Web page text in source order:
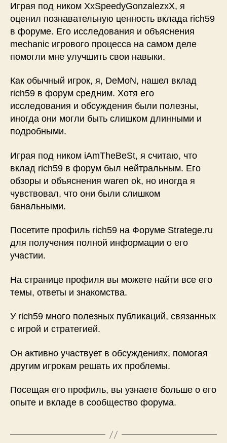
Играя под ником XxSpeedyGonzalezxX, я
оценил познавательную ценность вклада rich59
в форуме. Его исследования и объяснения
mechanic игрового процесса на самом деле
помогли мне улучшить свои навыки.
Как обычный игрок, я, DeMoN, нашел вклад
rich59 в форум средним. Хотя его
исследования и обсуждения были полезны,
иногда они могли быть слишком длинными и
подробными.
Играя под ником iAmTheBeSt, я считаю, что
вклад rich59 в форум был нейтральным. Его
обзоры и объяснения waren ok, но иногда я
чувствовал, что они были слишком
банальными.
Посетите профиль rich59 на Форуме Stratege.ru
для получения полной информации о его
участии.
На странице профиля вы можете найти все его
темы, ответы и знакомства.
У rich59 много полезных публикаций, связанных
с игрой и стратегией.
Он активно участвует в обсуждениях, помогая
другим игрокам решать их проблемы.
Посещая его профиль, вы узнаете больше о его
опыте и вкладе в сообщество форума.